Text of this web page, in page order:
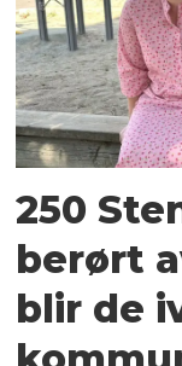
250
berørt
blir de